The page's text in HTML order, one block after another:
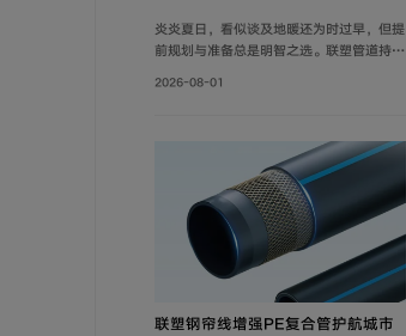
炎炎夏日，看似谈及地暖还为时过早，但提
前规划与准备总是明智之选。联塑管道持续
垢系列家装PE-RT采暖管，既满足家庭冬
2026-08-01
联塑钢帘线增强PE复合管护航城市